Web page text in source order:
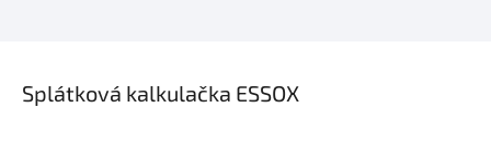
Splátková kalkulačka ESSOX